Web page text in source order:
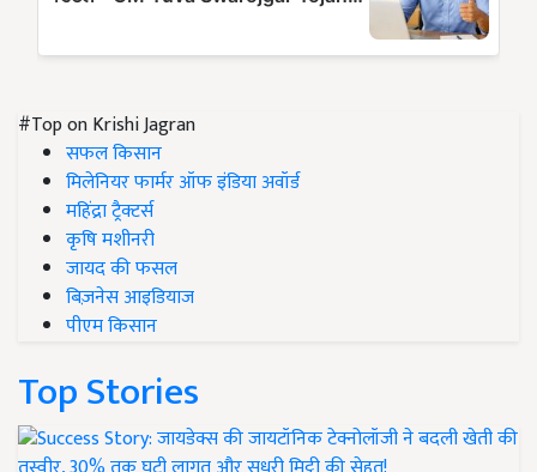
#Top on Krishi Jagran
सफल किसान
मिलेनियर फार्मर ऑफ इंडिया अवॉर्ड
महिंद्रा ट्रैक्टर्स
कृषि मशीनरी
जायद की फसल
बिज़नेस आइडियाज
पीएम किसान
Top Stories